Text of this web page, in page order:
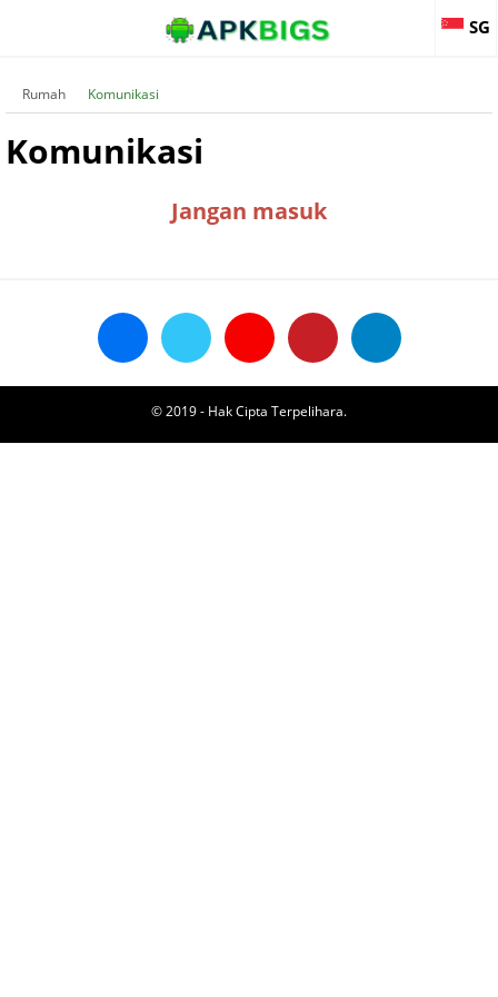
SG
Rumah Komunikasi
Komunikasi
Jangan masuk
© 2019 - Hak Cipta Terpelihara.